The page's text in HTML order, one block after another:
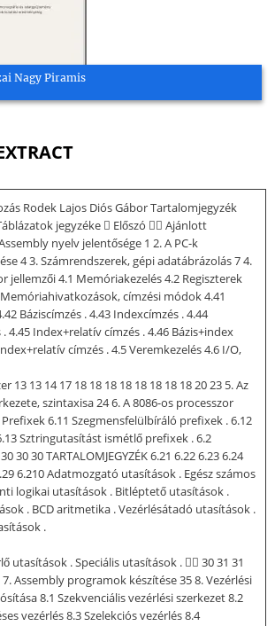
Nagy Piramis
Rodek Lajos Diós Gábor Tartalomjegyzék
jegyzéke  Előszó  Ajánlott
nyelv jelentősége 1 2. A PC-k
4 3. Számrendszerek, gépi adatábrázolás 7 4.
jellemzői 4.1 Memóriakezelés 4.2 Regiszterek
címzési módok 4.41
Báziscímzés . 4.43 Indexcímzés . 4.44
4.45 Index+relatív címzés . 4.46 Bázis+index
címzés . 4.5 Veremkezelés 4.6 I/O,
13 13 14 17 18 18 18 18 18 18 18 18 20 23 5. Az
szintaxisa 24 6. A 8086-os processzor
6.11 Szegmensfelülbíráló prefixek . 6.12
Sztringutasítást ismétlő prefixek . 6.2
30 30 TARTALOMJEGYZÉK 6.21 6.22 6.23 6.24
6.210 Adatmozgató utasítások . Egész számos
logikai utasítások . Bitléptető utasítások .
. BCD aritmetika . Vezérlésátadó utasítások .
.
utasítások . Speciális utasítások .  30 31 31
7. Assembly programok készítése 35 8. Vezérlési
8.1 Szekvenciális vezérlési szerkezet 8.2
vezérlés 8.3 Szelekciós vezérlés 8.4